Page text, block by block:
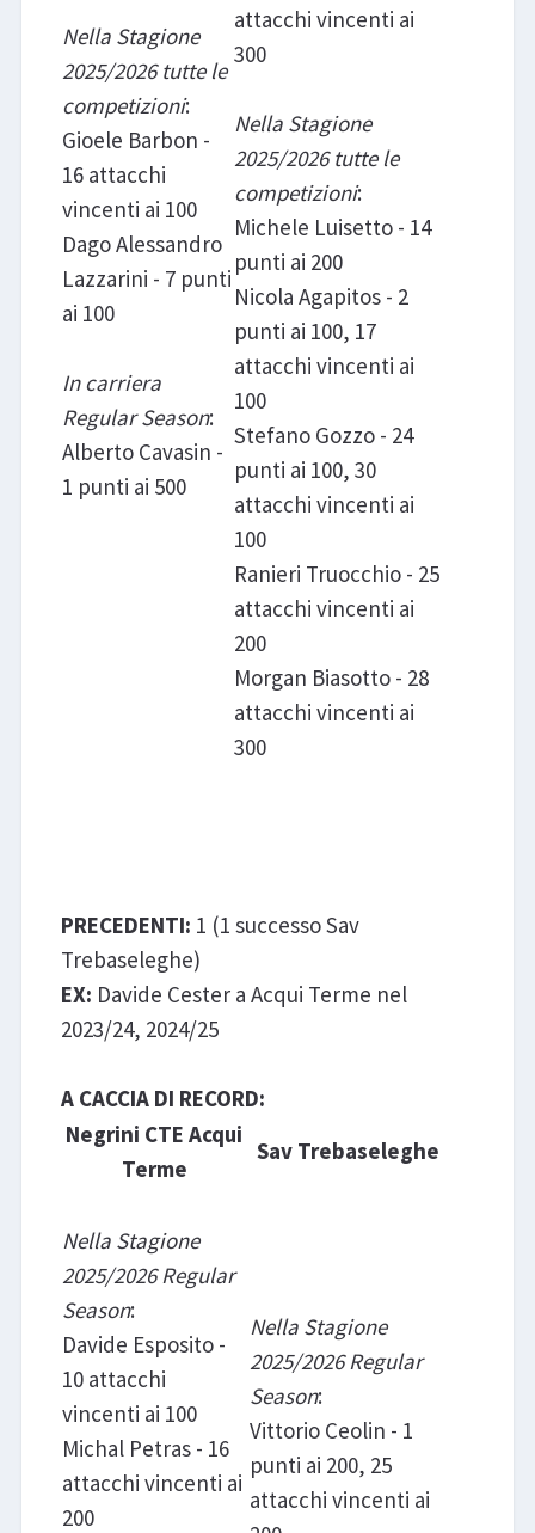
Nella Stagione
2025/2026 tutte le
competizioni:
Gioele Barbon -
16 attacchi
vincenti ai 100
Dago Alessandro
Lazzarini - 7 punti
ai 100
In carriera
Regular Season:
Alberto Cavasin -
1 punti ai 500
attacchi vincenti ai
300
Nella Stagione
2025/2026 tutte le
competizioni:
Michele Luisetto - 14
punti ai 200
Nicola Agapitos - 2
punti ai 100, 17
attacchi vincenti ai
100
Stefano Gozzo - 24
punti ai 100, 30
attacchi vincenti ai
100
Ranieri Truocchio - 25
attacchi vincenti ai
200
Morgan Biasotto - 28
attacchi vincenti ai
300
PRECEDENTI: 1 (1 successo Sav
Trebaseleghe)
EX: Davide Cester a Acqui Terme nel
2023/24, 2024/25
A CACCIA DI RECORD:
Negrini CTE Acqui
Terme
Sav Trebaseleghe
Nella Stagione
2025/2026 Regular
Season:
Davide Esposito -
10 attacchi
vincenti ai 100
Michal Petras - 16
attacchi vincenti ai
200
Nella Stagione
2025/2026 Regular
Season:
Vittorio Ceolin - 1
punti ai 200, 25
attacchi vincenti ai